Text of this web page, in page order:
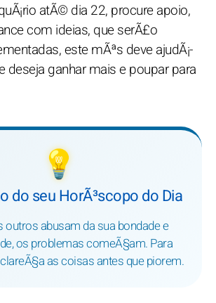
atÃ© dia 22, procure apoio,
com ideias, que serÃ£o
este mÃªs deve ajudÃ¡-
deseja ganhar mais e poupar para
💡
do seu HorÃ³scopo do Dia
outros abusam da sua bondade e
os problemas comeÃ§am. Para
as coisas antes que piorem.